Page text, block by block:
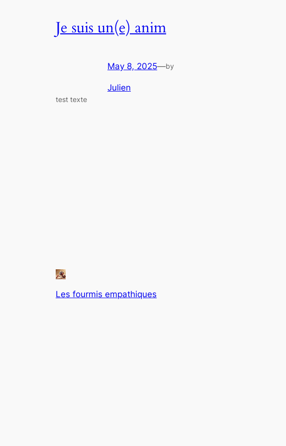
Je suis un(e) anim
May 8, 2025—by
Julien
test texte
Les fourmis empathiques